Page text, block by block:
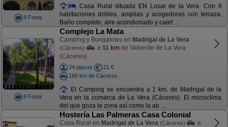
8 Fotos
Casa Rural situada EN Losar de la Vera. Con 6
habitaciones dobles, amplias y acogedoras con terraza.
Baño completo, aire acondionado y calef ...
8 Fotos
Complejo La Mata
Camping y Bungalows en Madrigal de La Vera
(Cáceres) a 11 km de Valverde de La Vera
(Cáceres)
24 plazas
21 €
166 km de Cáceres
El Camping se encuentra a 1 km. de Madrigal de la
Vera en la comarca de La Vera (Cáceres). El microclima
del que goza la zona así como la ab ...
Hostería Las Palmeras Casa Colonial
Casa Rural en Madrigal de La Vera (Cáceres)
a